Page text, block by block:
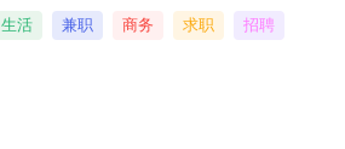
生活 兼职 商务 求职 招聘